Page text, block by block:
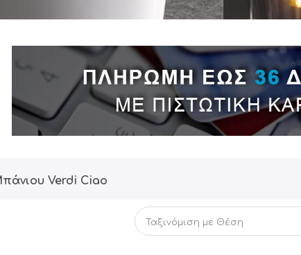
Verdi Ciao